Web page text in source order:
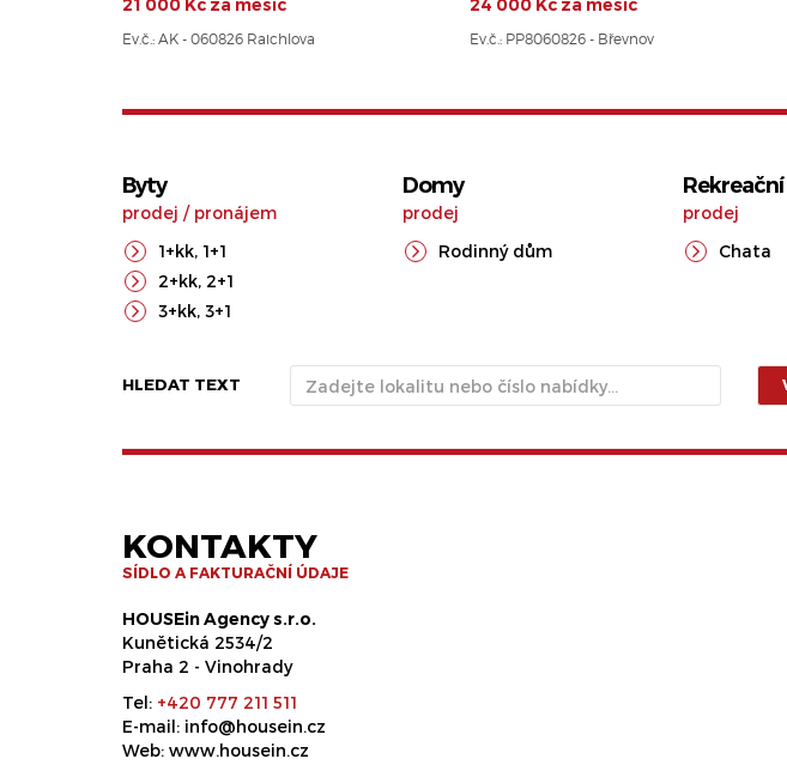
21 000 Kč za měsíc
Ev.č.: AK - 060826 Raichlova
24 000 Kč za měsíc
Ev.č.: PP8060826 - Břevnov
Byty
prodej / pronájem
1+kk, 1+1
2+kk, 2+1
3+kk, 3+1
Domy
prodej
Rodinný dům
prodej
Chata
HLEDAT TEXT
KONTAKTY
SÍDLO A FAKTURAČNÍ ÚDAJE
HOUSEin Agency s.r.o.
Kunětická 2534/2
Praha 2 - Vinohrady
Tel: +420 777 211 511
E-mail: info@housein.cz
Web: www.housein.cz